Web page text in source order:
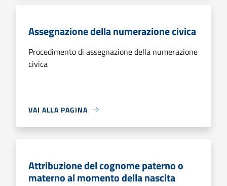
Assegnazione della numerazione civica
Procedimento di assegnazione della numerazione
civica
VAI ALLA PAGINA
Attribuzione del cognome paterno o
materno al momento della nascita